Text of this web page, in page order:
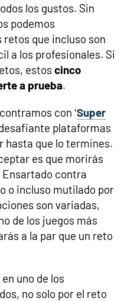
los gustos. Sin
podemos
que incluso son
a los profesionales. Si
estoscinco
a prueba.
con ‘Super
plataformas
hasta que lo termines.
es que morirás
contra
o incluso mutilado por
son variadas,
de los juegos más
a la par que un reto
uno de los
no solo por el reto